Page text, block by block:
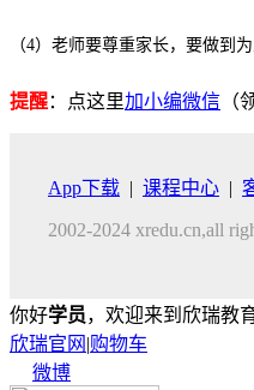
（4）老师要尊重家长，要做到为
提醒：点这里加小编微信 （
App下载 | 课程中心 |
2002-2024 xredu.cn,all
你好学员，欢迎来到欣瑞教
欣瑞官网 |购物车
微博